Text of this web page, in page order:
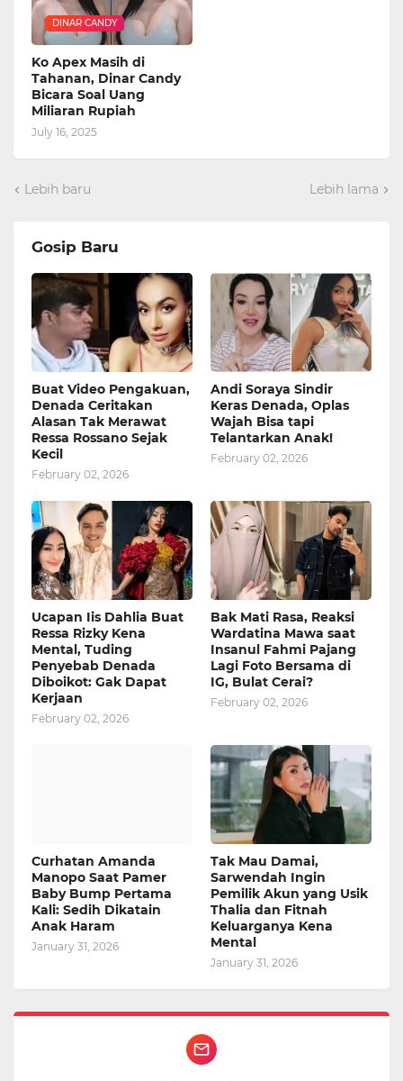
DINAR CANDY
Ko Apex Masih di
Tahanan, Dinar Candy
Bicara Soal Uang
Miliaran Rupiah
July 16, 2025
Lebih baru Lebih lama
Gosip Baru
Buat Video Pengakuan,
Denada Ceritakan
Alasan Tak Merawat
Ressa Rossano Sejak
Kecil
February 02, 2026
Andi Soraya Sindir
Keras Denada, Oplas
Wajah Bisa tapi
Telantarkan Anak!
February 02, 2026
Ucapan Iis Dahlia Buat
Ressa Rizky Kena
Mental, Tuding
Penyebab Denada
Diboikot: Gak Dapat
Kerjaan
February 02, 2026
Bak Mati Rasa, Reaksi
Wardatina Mawa saat
Insanul Fahmi Pajang
Lagi Foto Bersama di
IG, Bulat Cerai?
February 02, 2026
Curhatan Amanda
Manopo Saat Pamer
Baby Bump Pertama
Kali: Sedih Dikatain
Anak Haram
January 31, 2026
Tak Mau Damai,
Sarwendah Ingin
Pemilik Akun yang Usik
Thalia dan Fitnah
Keluarganya Kena
Mental
January 31, 2026